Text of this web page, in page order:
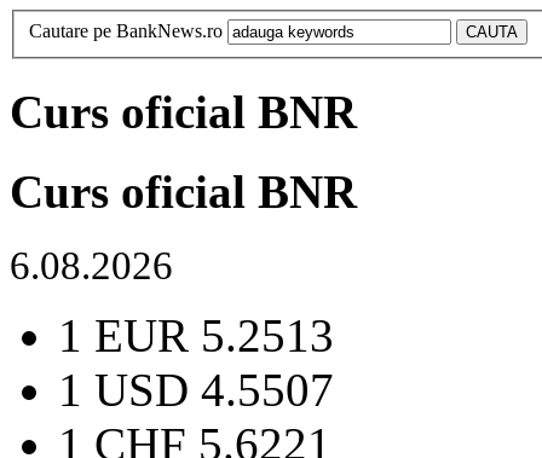
Cautare pe BankNews.ro
Curs oficial BNR
Curs oficial BNR
6.08.2026
1 EUR 5.2513
1 USD 4.5507
1 CHF 5.6221